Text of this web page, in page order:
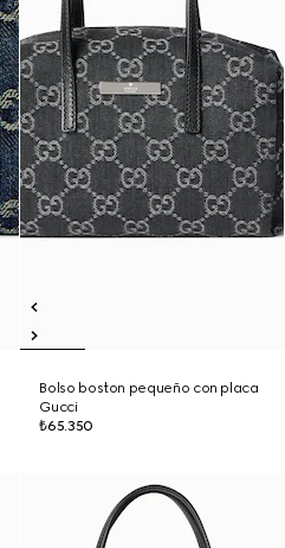
Bolso boston pequeño con placa
Gucci
₺65.350